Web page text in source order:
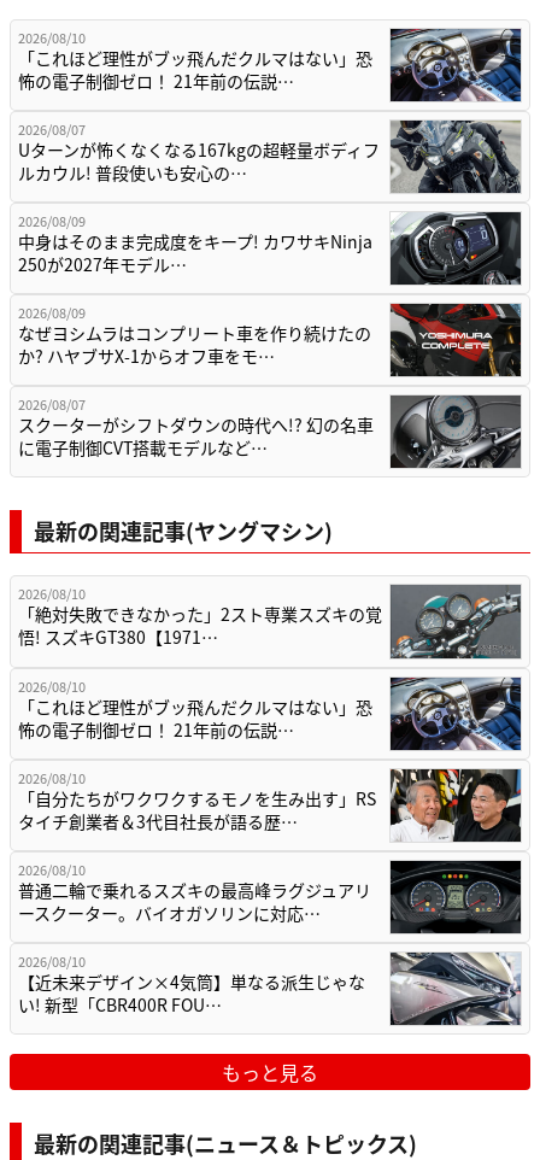
2026/08/10
「これほど理性がブッ飛んだクルマはない」恐
怖の電子制御ゼロ！ 21年前の伝説…
2026/08/07
Uターンが怖くなくなる167kgの超軽量ボディフ
ルカウル! 普段使いも安心の…
2026/08/09
中身はそのまま完成度をキープ! カワサキNinja
250が2027年モデル…
2026/08/09
なぜヨシムラはコンプリート車を作り続けたの
か? ハヤブサX-1からオフ車をモ…
2026/08/07
スクーターがシフトダウンの時代へ!? 幻の名車
に電子制御CVT搭載モデルなど…
最新の関連記事(ヤングマシン)
2026/08/10
「絶対失敗できなかった」2スト専業スズキの覚
悟! スズキGT380【1971…
2026/08/10
「これほど理性がブッ飛んだクルマはない」恐
怖の電子制御ゼロ！ 21年前の伝説…
2026/08/10
「自分たちがワクワクするモノを生み出す」RS
タイチ創業者＆3代目社長が語る歴…
2026/08/10
普通二輪で乗れるスズキの最高峰ラグジュアリ
ースクーター。バイオガソリンに対応…
2026/08/10
【近未来デザイン×4気筒】単なる派生じゃな
い! 新型「CBR400R FOU…
もっと見る
最新の関連記事(ニュース＆トピックス)